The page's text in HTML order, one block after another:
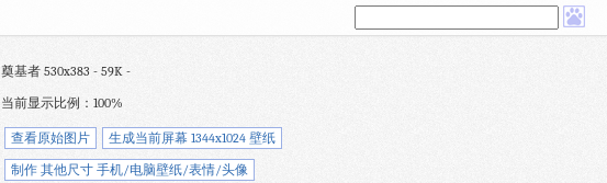
奠基者 530x383 - 59K -
当前显示比例：100%
查看原始图片 生成当前屏幕 1344x1024 壁纸
制作 其他尺寸 手机/电脑壁纸/表情/头像